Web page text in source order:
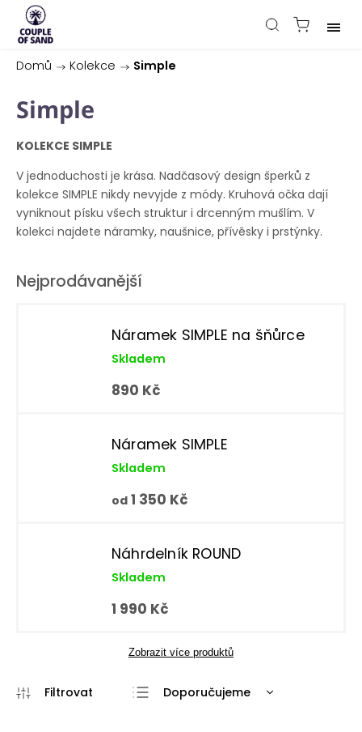
Domů / Kolekce / Simple
Simple
KOLEKCE SIMPLE
V jednoduchosti je krása. Nadčasový design šperků z
kolekce SIMPLE nikdy nevyjde z módy. Kruhová očka dají
vyniknout písku všech struktur i drcenným mušlím. V
kolekci najdete náramky, naušnice, přívěsky i prstýnky.
Nejprodávanější
Náramek SIMPLE na šňůrce
Skladem
890 Kč
Náramek SIMPLE
Skladem
od 1 350 Kč
Náhrdelník ROUND
Skladem
1 990 Kč
Zobrazit více produktů
Doporučujeme